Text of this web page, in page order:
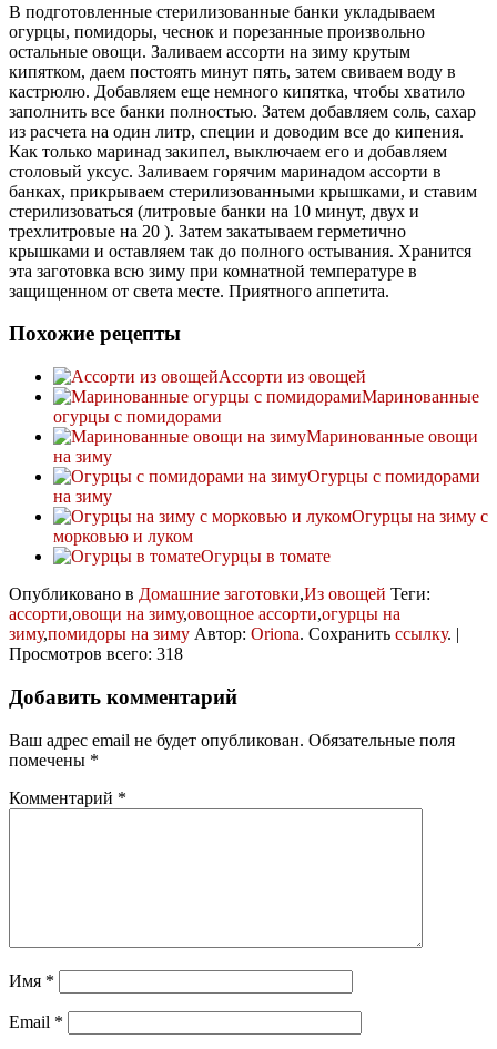
В подготовленные стерилизованные банки укладываем
огурцы, помидоры, чеснок и порезанные произвольно
остальные овощи. Заливаем ассорти на зиму крутым
кипятком, даем постоять минут пять, затем свиваем воду в
кастрюлю. Добавляем еще немного кипятка, чтобы хватило
заполнить все банки полностью. Затем добавляем соль, сахар
из расчета на один литр, специи и доводим все до кипения.
Как только маринад закипел, выключаем его и добавляем
столовый уксус. Заливаем горячим маринадом ассорти в
банках, прикрываем стерилизованными крышками, и ставим
стерилизоваться (литровые банки на 10 минут, двух и
трехлитровые на 20 ). Затем закатываем герметично
крышками и оставляем так до полного остывания. Хранится
эта заготовка всю зиму при комнатной температуре в
защищенном от света месте. Приятного аппетита.
Похожие рецепты
Ассорти из овощей
Маринованные
огурцы с помидорами
Маринованные овощи
на зиму
Огурцы с помидорами
на зиму
Огурцы на зиму с
морковью и луком
Огурцы в томате
Опубликовано в Домашние заготовки,Из овощей Теги:
ассорти,овощи на зиму,овощное ассорти,огурцы на
зиму,помидоры на зиму Автор: Oriona. Сохранить ссылку. |
Просмотров всего: 318
Добавить комментарий
Ваш адрес email не будет опубликован. Обязательные поля
помечены *
Комментарий *
Имя *
Email *